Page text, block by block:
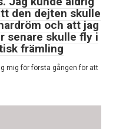
den dejten skulle
och att jag
senare skulle fly i
främling
mig för första gången för att